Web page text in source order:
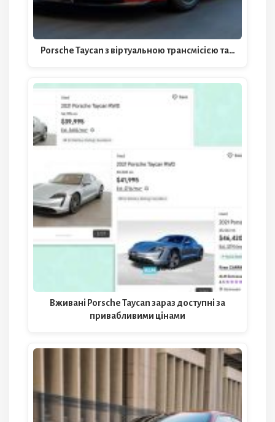
Porsche Taycan з віртуальною трансмісією та…
Вживані Porsche Taycan зараз доступні за
привабливими цінами